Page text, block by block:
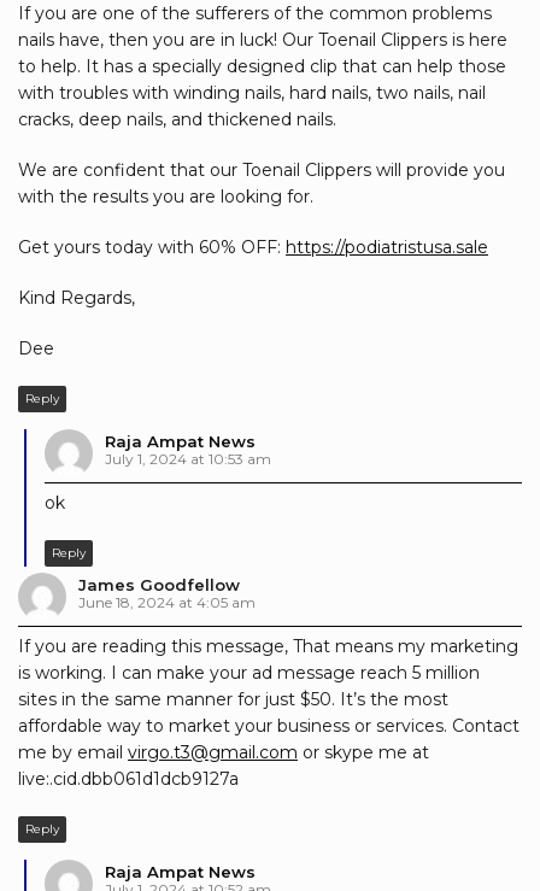
If you are one of the sufferers of the common problems
nails have, then you are in luck! Our Toenail Clippers is here
to help. It has a specially designed clip that can help those
with troubles with winding nails, hard nails, two nails, nail
cracks, deep nails, and thickened nails.
We are confident that our Toenail Clippers will provide you
with the results you are looking for.
Get yours today with 60% OFF: https://podiatristusa.sale
Kind Regards,
Dee
Reply
Raja Ampat News
July 1, 2024 at 10:53 am
ok
Reply
James Goodfellow
June 18, 2024 at 4:05 am
If you are reading this message, That means my marketing
is working. I can make your ad message reach 5 million
sites in the same manner for just $50. It’s the most
affordable way to market your business or services. Contact
me by email virgo.t3@gmail.com or skype me at
live:.cid.dbb061d1dcb9127a
Reply
Raja Ampat News